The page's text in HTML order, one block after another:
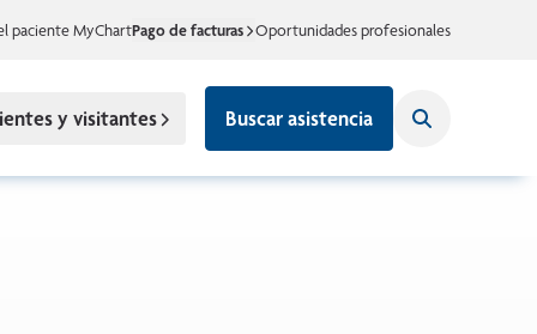
paciente MyChartPago de facturas Oportunidades profesionales
y visitantes Buscar asistencia